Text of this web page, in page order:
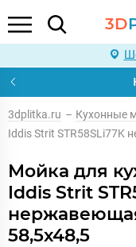
3D
3dplitka.ru – Кухонные
Iddis Strit STR58SLi77K
Мойка для
Iddis Strit
58,5х48,5